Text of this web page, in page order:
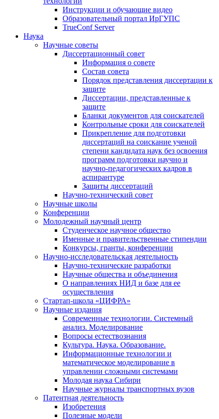
Инструкции и обучающие видео
Образовательный портал ИрГУПС
TrueConf Server
Наука
Научные советы
Диссертационный совет
Информация о совете
Состав совета
Порядок представления диссертации к
защите
Диссертации, представленные к
защите
Бланки документов для соискателей
Контрольные сроки для соискателей
Прикрепление для подготовки
диссертаций на соискание ученой
степени кандидата наук без освоения
программ подготовки научно и
научно-педагогических кадров в
аспирантуре
Защиты диссертаций
Научно-технический совет
Научные школы
Конференции
Молодежный научный центр
Студенческое научное общество
Именные и правительственные стипендии
Конкурсы, гранты, конференции
Научно-исследовательская деятельность
Научно-технические разработки
Научные общества и объединения
О направлениях НИД и базе для ее
осуществления
Стартап-школа «ЦИФРА»
Научные издания
Современные технологии. Системный
анализ. Моделирование
Вопросы естествознания
Культура. Наука. Образование.
Информационные технологии и
математическое моделирование в
управлении сложными системами
Молодая наука Сибири
Научные журналы транспортных вузов
Патентная деятельность
Изобретения
Полезные модели